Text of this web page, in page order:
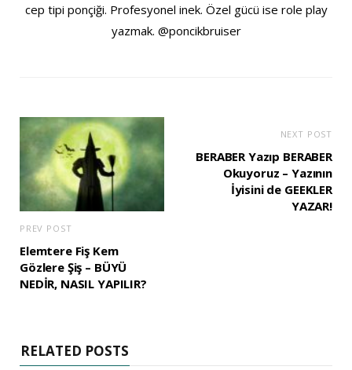
cep tipi ponçiği. Profesyonel inek. Özel gücü ise role play
yazmak. @poncikbruiser
PREV POST
Elemtere Fiş Kem
Gözlere Şiş – BÜYÜ
NEDİR, NASIL YAPILIR?
NEXT POST
BERABER Yazıp BERABER
Okuyoruz – Yazının
İyisini de GEEKLER
YAZAR!
RELATED POSTS